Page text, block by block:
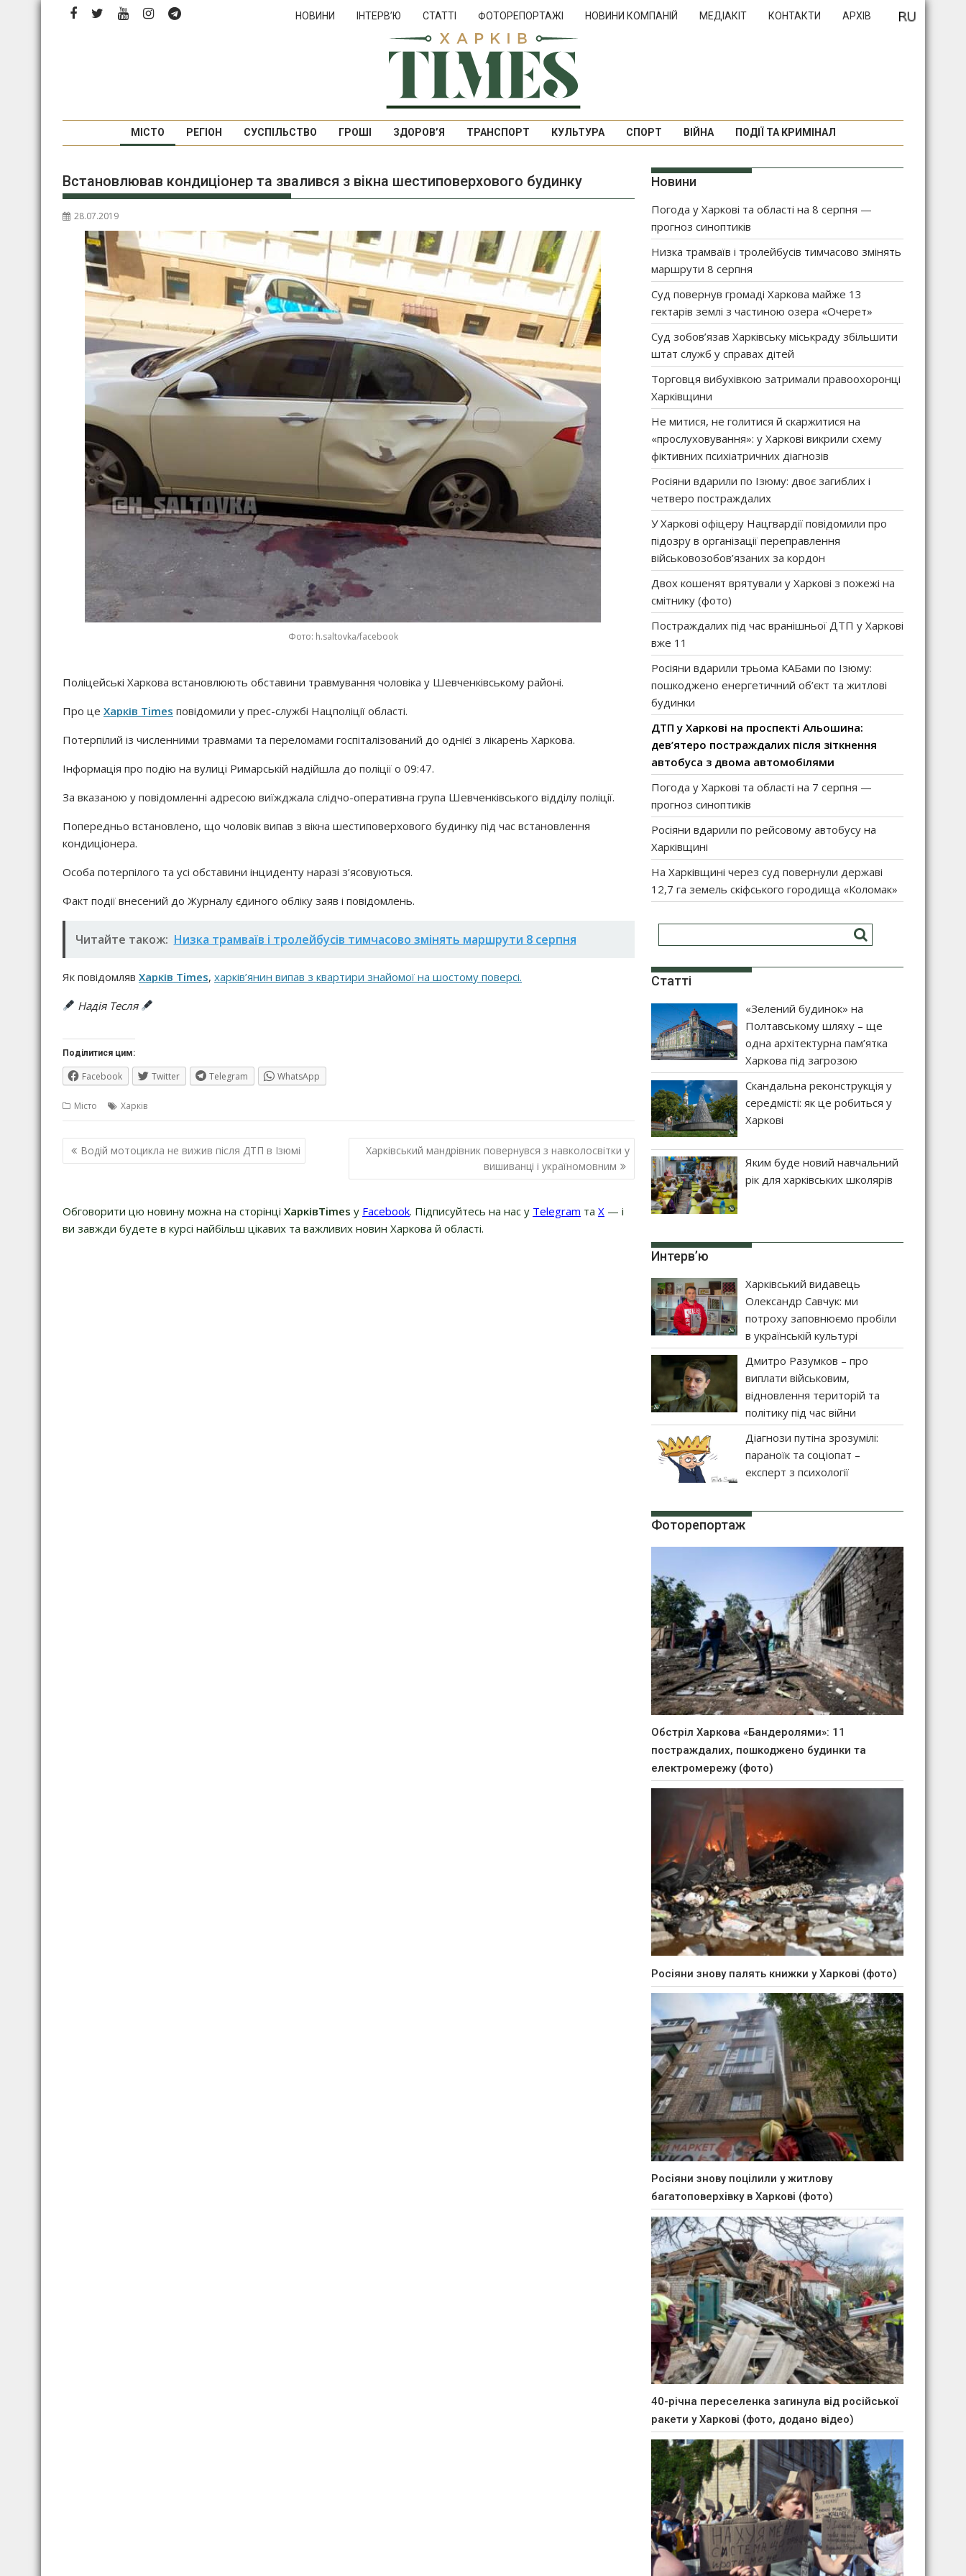
Перейти
НОВИНИ ІНТЕРВ’Ю СТАТТІ ФОТОРЕПОРТАЖІ НОВИНИ КОМПАНІЙ МЕДІАКІТ КОНТАКТИ АРХІВ
МІСТО РЕГІОН СУСПІЛЬСТВО ГРОШІ ЗДОРОВ’Я ТРАНСПОРТ КУЛЬТУРА СПОРТ ВІЙНА ПОДІЇ ТА КРИМІНАЛ
Встановлював кондиціонер та звалився з вікна шестиповерхового будинку
28.07.2019
Фото: h.saltovka/facebook
Поліцейські Харкова встановлюють обставини травмування чоловіка у Шевченківському районі.
Про це Харків Times повідомили у прес-службі Нацполіції області.
Потерпілий із численними травмами та переломами госпіталізований до однієї з лікарень Харкова.
Інформація про подію на вулиці Римарській надійшла до поліції о 09:47.
За вказаною у повідомленні адресою виїжджала слідчо-оперативна група Шевченківського відділу поліції.
Попередньо встановлено, що чоловік випав з вікна шестиповерхового будинку під час встановлення
кондиціонера.
Особа потерпілого та усі обставини інциденту наразі з’ясовуються.
Факт події внесений до Журналу єдиного обліку заяв і повідомлень.
Читайте також: Низка трамваїв і тролейбусів тимчасово змінять маршрути 8 серпня
Як повідомляв Харків Times, харків’янин випав з квартири знайомої на шостому поверсі.
Надія Тесля
Поділитися цим:
Facebook Twitter Telegram WhatsApp
Місто Харків
Навігація
записів
Водій мотоцикла не вижив після ДТП в Ізюмі
Харківський мандрівник повернувся з навколосвітки у
вишиванці і україномовним
Обговорити цю новину можна на сторінці ХарківTimes у Facebook. Підписуйтесь на нас у Telegram та Х — і
ви завжди будете в курсі найбільш цікавих та важливих новин Харкова й області.
Новини
Погода у Харкові та області на 8 серпня —
прогноз синоптиків
Низка трамваїв і тролейбусів тимчасово змінять
маршрути 8 серпня
Суд повернув громаді Харкова майже 13
гектарів землі з частиною озера «Очерет»
Суд зобов’язав Харківську міськраду збільшити
штат служб у справах дітей
Торговця вибухівкою затримали правоохоронці
Харківщини
Не митися, не голитися й скаржитися на
«прослуховування»: у Харкові викрили схему
фіктивних психіатричних діагнозів
Росіяни вдарили по Ізюму: двоє загиблих і
четверо постраждалих
У Харкові офіцеру Нацгвардії повідомили про
підозру в організації переправлення
військовозобов’язаних за кордон
Двох кошенят врятували у Харкові з пожежі на
смітнику (фото)
Постраждалих під час вранішньої ДТП у Харкові
вже 11
Росіяни вдарили трьома КАБами по Ізюму:
пошкоджено енергетичний об’єкт та житлові
будинки
ДТП у Харкові на проспекті Альошина:
дев’ятеро постраждалих після зіткнення
автобуса з двома автомобілями
Погода у Харкові та області на 7 серпня —
прогноз синоптиків
Росіяни вдарили по рейсовому автобусу на
Харківщині
На Харківщині через суд повернули державі
12,7 га земель скіфського городища «Коломак»
Статті
«Зелений будинок» на
Полтавському шляху – ще
одна архітектурна пам’ятка
Харкова під загрозою
Скандальна реконструкція у
середмісті: як це робиться у
Харкові
Яким буде новий навчальний
рік для харківських школярів
Интерв’ю
Харківський видавець
Олександр Савчук: ми
потроху заповнюємо пробіли
в українській культурі
Дмитро Разумков – про
виплати військовим,
відновлення територій та
політику під час війни
Діагнози путіна зрозумілі:
параноїк та соціопат –
експерт з психології
Фоторепортаж
Обстріл Харкова «Бандеролями»: 11
постраждалих, пошкоджено будинки та
електромережу (фото)
Росіяни знову палять книжки у Харкові (фото)
Росіяни знову поцілили у житлову
багатоповерхівку в Харкові (фото)
40-річна переселенка загинула від російської
ракети у Харкові (фото, додано відео)